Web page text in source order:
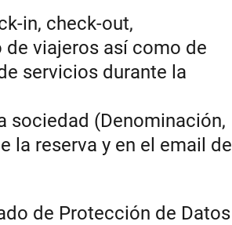
in, check-out,
viajeros así como de
servicios durante la
sociedad (Denominación,
la reserva y en el email de
de Protección de Datos